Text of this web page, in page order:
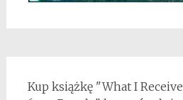
Kup książkę "What I